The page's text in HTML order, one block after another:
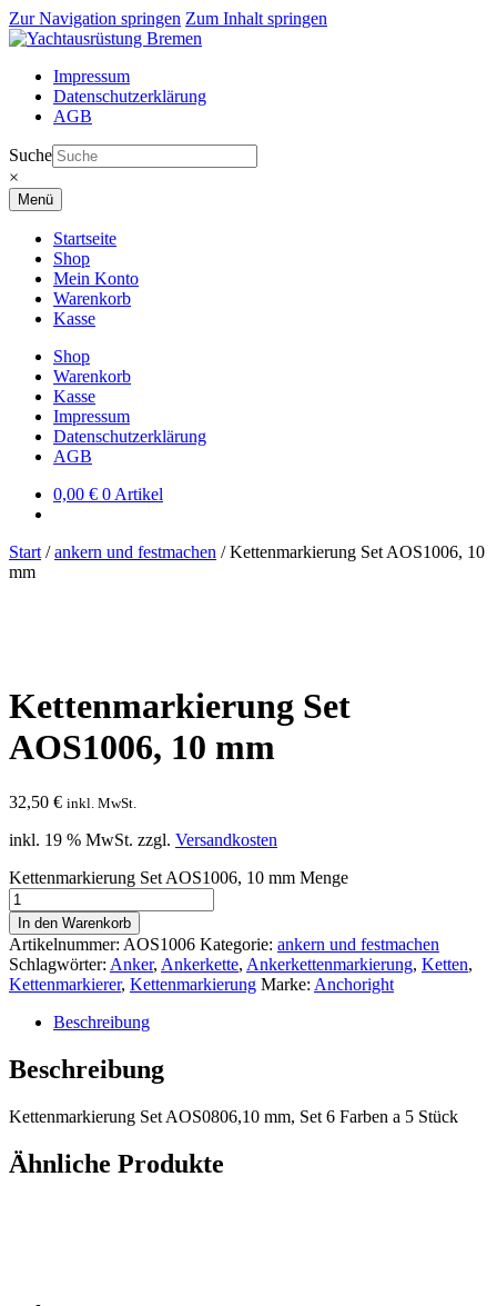
Zur Navigation springen Zum Inhalt springen
Impressum
Datenschutzerklärung
AGB
Suche
×
Menü
Startseite
Shop
Mein Konto
Warenkorb
Kasse
Shop
Warenkorb
Kasse
Impressum
Datenschutzerklärung
AGB
0,00 € 0 Artikel
Start /ankern und festmachen /Kettenmarkierung Set AOS1006, 10
mm
Kettenmarkierung Set
AOS1006, 10 mm
32,50 € inkl. MwSt.
inkl. 19 % MwSt. zzgl. Versandkosten
Kettenmarkierung Set AOS1006, 10 mm Menge
In den Warenkorb
Artikelnummer: AOS1006 Kategorie: ankern und festmachen
Schlagwörter: Anker, Ankerkette, Ankerkettenmarkierung, Ketten,
Kettenmarkierer, Kettenmarkierung Marke: Anchoright
Beschreibung
Beschreibung
Kettenmarkierung Set AOS0806,10 mm, Set 6 Farben a 5 Stück
Ähnliche Produkte